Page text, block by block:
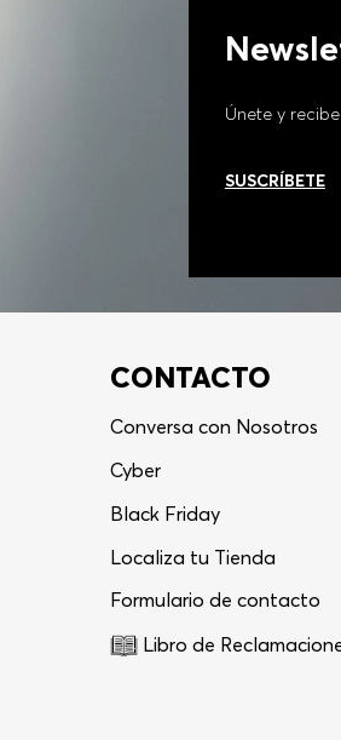
Únete y
SUSCRÍBETE
CONTACTO
Conversa con Nosotros
Cyber
Black Friday
Localiza tu Tienda
Formulario de contacto
Libro de